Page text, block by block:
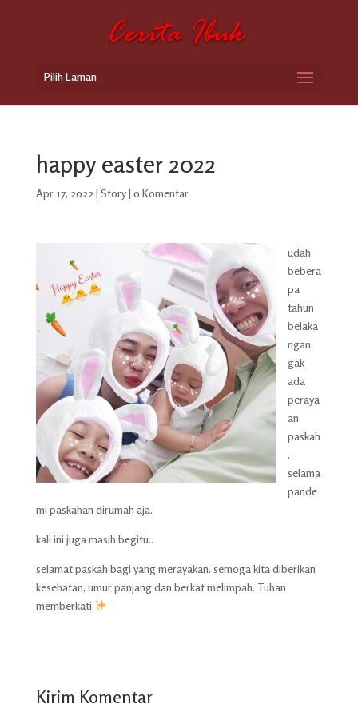
Pilih Laman
happy easter 2022
Apr 17, 2022 | Story| 0 Komentar
udah
bebera
pa
tahun
belaka
ngan
gak
ada
peraya
an
paskah
.
selama
pande
mi paskahan dirumah aja.
kali ini juga masih begitu..
selamat paskah bagi yang merayakan. semoga kita diberikan
kesehatan, umur panjang dan berkat melimpah. Tuhan
memberkati
Kirim Komentar